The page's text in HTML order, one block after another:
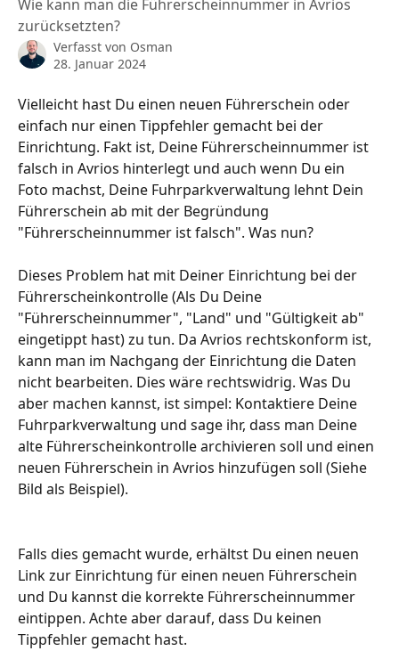
Wie kann man die Führerscheinnummer in Avrios
zurücksetzten?
Verfasst von Osman
28. Januar 2024
Vielleicht hast Du einen neuen Führerschein oder
einfach nur einen Tippfehler gemacht bei der
Einrichtung. Fakt ist, Deine Führerscheinnummer ist
falsch in Avrios hinterlegt und auch wenn Du ein
Foto machst, Deine Fuhrparkverwaltung lehnt Dein
Führerschein ab mit der Begründung
"Führerscheinnummer ist falsch". Was nun?
Dieses Problem hat mit Deiner Einrichtung bei der
Führerscheinkontrolle (Als Du Deine
"Führerscheinnummer", "Land" und "Gültigkeit ab"
eingetippt hast) zu tun. Da Avrios rechtskonform ist,
kann man im Nachgang der Einrichtung die Daten
nicht bearbeiten. Dies wäre rechtswidrig. Was Du
aber machen kannst, ist simpel: Kontaktiere Deine
Fuhrparkverwaltung und sage ihr, dass man Deine
alte Führerscheinkontrolle archivieren soll und einen
neuen Führerschein in Avrios hinzufügen soll (Siehe
Bild als Beispiel).
Falls dies gemacht wurde, erhältst Du einen neuen
Link zur Einrichtung für einen neuen Führerschein
und Du kannst die korrekte Führerscheinnummer
eintippen. Achte aber darauf, dass Du keinen
Tippfehler gemacht hast.